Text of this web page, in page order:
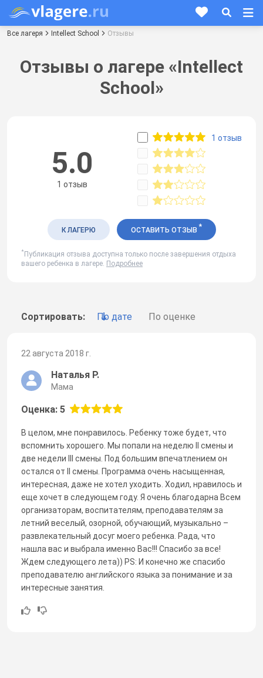
Все лагеря Intellect School Отзывы
Отзывы о лагере «Intellect
School»
Сортировать: По дате По оценке
22 августа 2018 г.
Наталья Р.
Мама
Оценка: 5
В целом, мне понравилось. Ребенку тоже будет, что
вспомнить хорошего. Мы попали на неделю II смены и
две недели III смены. Под большим впечатлением он
остался от II смены. Программа очень насыщенная,
интересная, даже не хотел уходить. Ходил, нравилось и
еще хочет в следующем году. Я очень благодарна Всем
организаторам, воспитателям, преподавателям за
летний веселый, озорной, обучающий, музыкально –
развлекательный досуг моего ребенка. Рада, что
нашла вас и выбрала именно Вас!!! Спасибо за все!
Ждем следующего лета)) PS: И конечно же спасибо
преподавателю английского языка за понимание и за
интересные занятия.
5.0
1 отзыв
1 отзыв
К ЛАГЕРЮ ОСТАВИТЬ ОТЗЫВ *
* Публикация отзыва доступна только после завершения отдыха
вашего ребенка в лагере. Подробнее